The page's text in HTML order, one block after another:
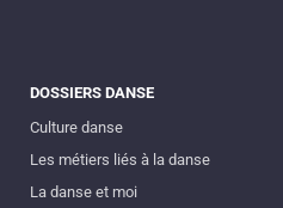
DOSSIERS DANSE
Culture danse
Les métiers liés à la danse
La danse et moi